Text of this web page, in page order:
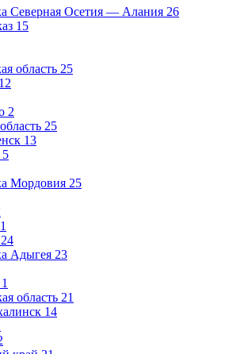
Северная Осетия — Алания 26
15
область 25
12
2
25
13
5
Мордовия 25
1
24
Адыгея 23
1
область 21
14